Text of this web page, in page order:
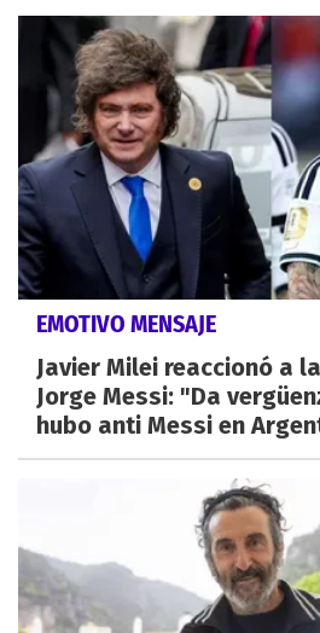
EMOTIVO MENSAJE
Javier Milei reaccionó a
Jorge Messi: "Da
hubo anti Messi en